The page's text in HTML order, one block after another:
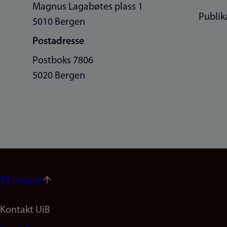
Magnus Lagabøtes plass 1
5010 Bergen
Postadresse
Postboks 7806
5020 Bergen
Til toppen
Footer
Kontakt UiB